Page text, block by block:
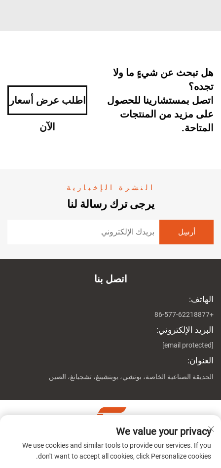
هل تبحث عن شيءٍ ما ولا
تجده؟
اتصل بمستشارينا للحصول
على مزيد من المنتجات
المتاحة.
اطلب عرض أسعار
الآن
النشرة الإخبارية
يرجى ترك رسالة لنا
اتصل بنا
الهاتف:
+86-577-62218877
البريد الإلكتروني:
[email protected]
العنوان:
الحديقة الصناعية الخاصة، بوتشي، يويتشينغ، تشجيانغ، الصين
حقوق النشر © شركة تشيجيانغ جينوين ماشين المحدودة جميع
الحقوق محفوظةسياسة الخصوصية
We value your privacy
We use cookies and similar tools to provide our services. If you
don't want to accept all cookies, click Personalize cookies.